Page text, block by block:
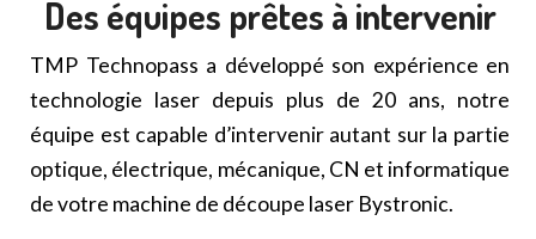
Des équipes prêtes à intervenir
TMP Technopass a développé son expérience en
technologie laser depuis plus de 20 ans, notre
équipe est capable d’intervenir autant sur la partie
optique, électrique, mécanique, CN et informatique
de votre machine de découpe laser Bystronic.